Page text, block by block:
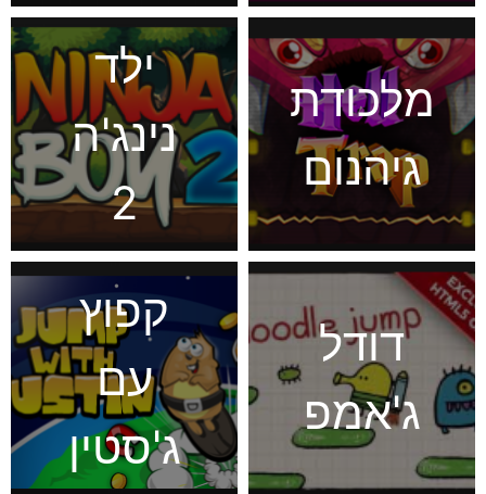
מלכודת
גיהנום
ילד
נינג'ה
2
דודל
ג'אמפ
קפוץ
עם
ג'סטין